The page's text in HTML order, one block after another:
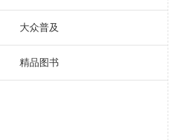
大众普及
精品图书